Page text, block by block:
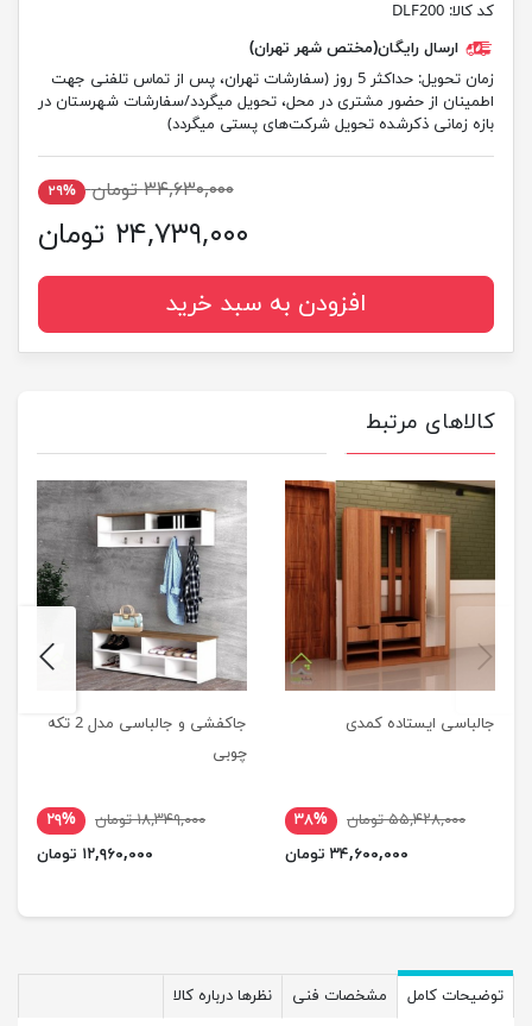
کد کالا: DLF200
ارسال رایگان(مختص شهر تهران)
زمان تحویل:
حداکثر 5 روز (سفارشات تهران، پس از تماس تلفنی جهت
اطمینان از حضور مشتری در محل، تحویل میگردد/سفارشات شهرستان در
بازه زمانی ذکرشده تحویل شرکت‌های پستی میگردد)
۳۴,۶۳۰,۰۰۰ تومان ۲۹%
۲۴,۷۳۹,۰۰۰ تومان
افزودن به سبد خرید
کالاهای مرتبط
جالباسی ایستاده کمدی
۵۵,۴۲۸,۰۰۰ تومان
۳۸%
۳۴,۶۰۰,۰۰۰ تومان
جاکفشی و جالباسی مدل 2 تکه
چوبی
۱۸,۳۴۹,۰۰۰ تومان
۲۹%
۱۲,۹۶۰,۰۰۰ تومان
previus
توضیحات کامل مشخصات فنی نظرها درباره کالا